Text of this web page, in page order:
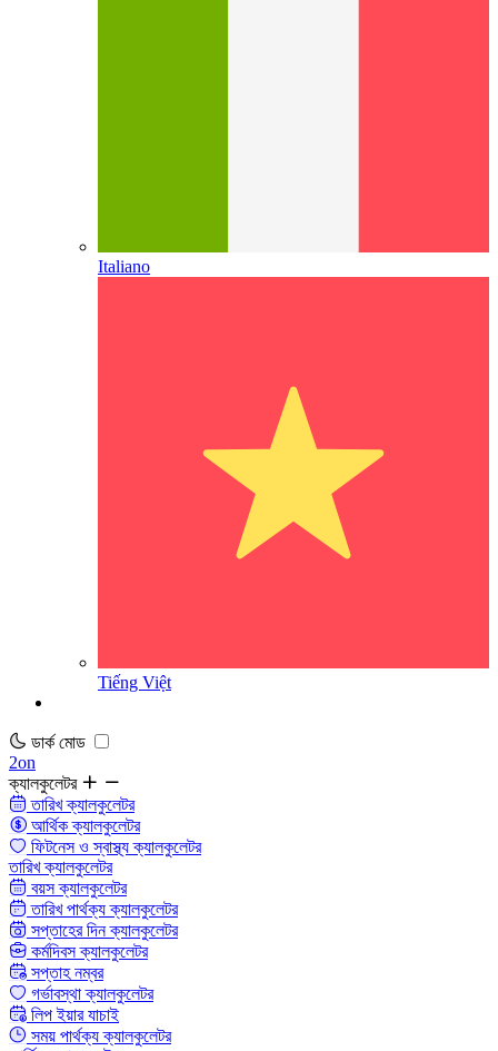
Italiano
Tiếng Việt
ডার্ক মোড
2on
ক্যালকুলেটর
তারিখ ক্যালকুলেটর
আর্থিক ক্যালকুলেটর
ফিটনেস ও স্বাস্থ্য ক্যালকুলেটর
তারিখ ক্যালকুলেটর
বয়স ক্যালকুলেটর
তারিখ পার্থক্য ক্যালকুলেটর
সপ্তাহের দিন ক্যালকুলেটর
কর্মদিবস ক্যালকুলেটর
সপ্তাহ নম্বর
গর্ভাবস্থা ক্যালকুলেটর
লিপ ইয়ার যাচাই
সময় পার্থক্য ক্যালকুলেটর